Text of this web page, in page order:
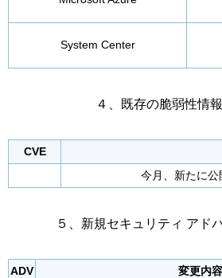
System Center
４、既存の脆弱性情
CVE
今月、新たに
５、新規セキュリティ アド
ADV
変更内容